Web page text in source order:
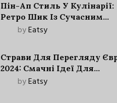
Пін-Ап Стиль У Кулінарії:
Ретро Шик Із Сучасним
Акцентом
byEatsy
Страви Для Перегляду
2024: Смачні Ідеї Для
Футбольного Свята
byEatsy